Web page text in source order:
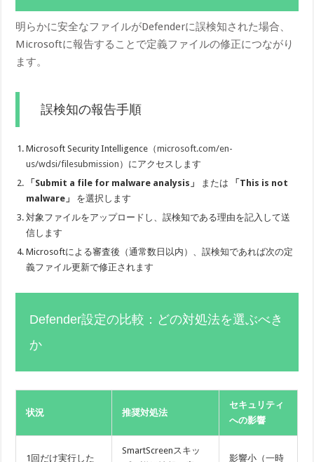
明らかに安全なファイルがDefenderに誤検知された場合、
Microsoftに報告することで定義ファイルの修正につながり
ます。
誤検知の報告手順
Microsoft Security Intelligence（microsoft.com/en-
us/wdsi/filesubmission ）にアクセスします
「Submit a file for malware analysis」
または
「This is not
malware」
を選択します
対象ファイルをアップロードし、誤検知である理由を記入して送
信します
Microsoftによる審査後（通常数日以内）、誤検知であれば次の定
義ファイル更新で修正されます
Defender設定の比較：どの対処法を選ぶべき
か
状況 推奨対処法
セキュリティ
への影響
1回だけ実行した
SmartScreenスキッ
影響小（一時